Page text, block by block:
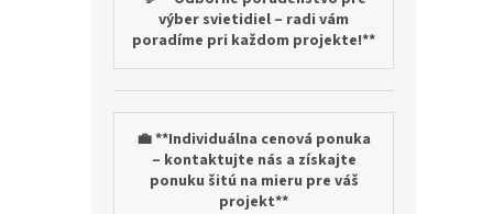
výber svietidiel – radi vám
poradíme pri každom projekte!**
💼 **Individuálna cenová ponuka
– kontaktujte nás a získajte
ponuku šitú na mieru pre váš
projekt**